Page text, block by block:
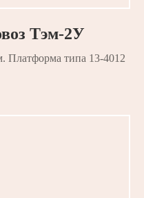
Тэм-2У
типа 13-4012